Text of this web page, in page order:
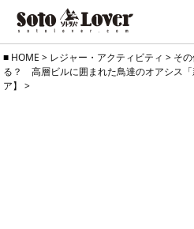
Skip
to
HOME > レジャー・アクティビティ > そ
る？ 高層ビルに囲まれた鳥達のオアシス「
ア】 >